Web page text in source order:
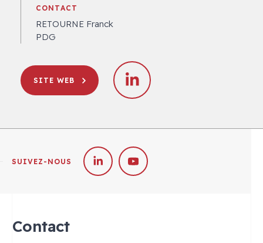
CONTACT
RETOURNE Franck
PDG
SITE WEB
SUIVEZ-NOUS
Contact